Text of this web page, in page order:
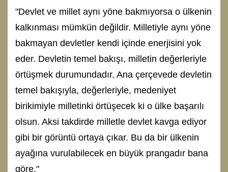
"Devlet ve millet aynı yöne bakmıyorsa o ülkenin
kalkınması mümkün değildir. Milletiyle aynı yöne
bakmayan devletler kendi içinde enerjisini yok
eder. Devletin temel bakışı, milletin değerleriyle
örtüşmek durumundadır. Ana çerçevede devletin
temel bakışıyla, değerleriyle, medeniyet
birikimiyle milletinki örtüşecek ki o ülke başarılı
olsun. Aksi takdirde milletle devlet kavga ediyor
gibi bir görüntü ortaya çıkar. Bu da bir ülkenin
ayağına vurulabilecek en büyük prangadır bana
göre."